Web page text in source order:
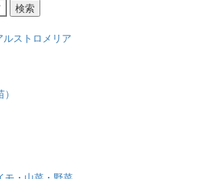
検索
ルストロメリア